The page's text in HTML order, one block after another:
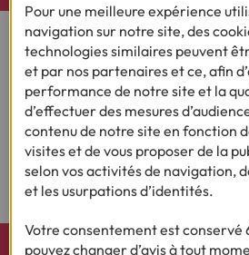
Rejoignez notre
Consulter
Pour une meilleure expérience
navigation sur notre site, des
technologies similaires peuvent
et par nos partenaires et ce, afin
performance de notre site et la
d’effectuer des mesures
contenu de notre site en fonction
visites et de vous proposer de la
selon vos activités de navigation,
et les usurpations d’identités.
Votre consentement est conservé
pouvez changer d’avis à tout